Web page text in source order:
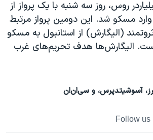
روس، روز سه شنبه با یک پرواز از
وارد مسکو شد. این دومین پرواز مرتبط
(الیگارش) از استانبول به مسکو
الیگارش‌ها هدف تحریم‌های غرب
آسوشیتدپرس، و سی‌ان‌ان
Follow us